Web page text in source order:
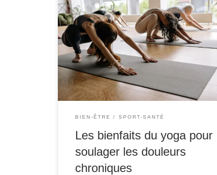
Le yoga gagne en popularité en tant
qu’exercice pour tous les types de personnes,
quel que soit leur âge. Cela est dû en partie au
fait qu’il existe une grande variété de styles
pour les personnes qui ont besoin et veulent un
type d’entraînement différent. Alors, comment
choisir celui qui […]
BIEN-ÊTRE SPORT-SANTÉ
Les bienfaits du yoga pour
soulager les douleurs
chroniques